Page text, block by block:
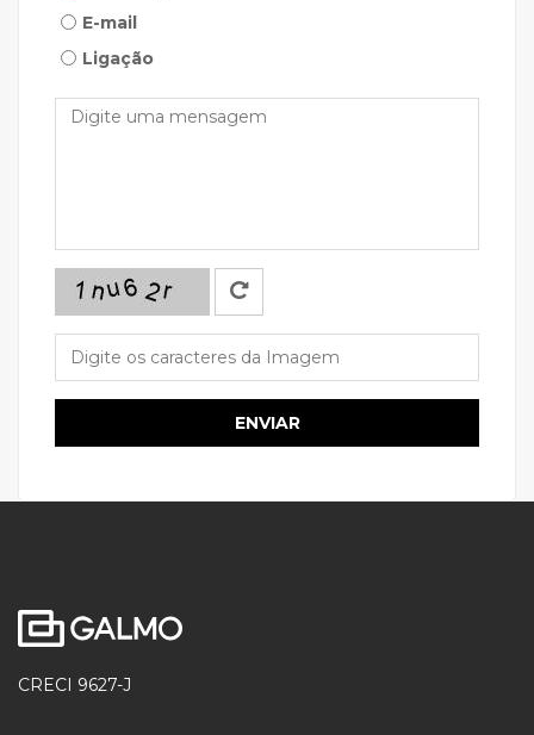
E-mail
Ligação
Mensagem
ENVIAR
CRECI 9627-J